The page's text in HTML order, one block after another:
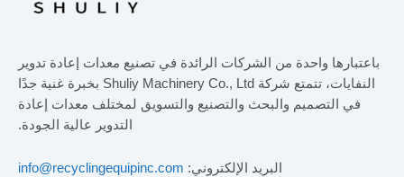
باعتبارها واحدة من الشركات الرائدة في تصنيع معدات إعادة تدوير
النفايات، تتمتع شركة Shuliy Machinery Co., Ltd بخبرة غنية جدًا
في التصميم والبحث والتصنيع والتسويق لمختلف معدات إعادة
التدوير عالية الجودة.
البريد الإلكتروني: info@recyclingequipinc.com